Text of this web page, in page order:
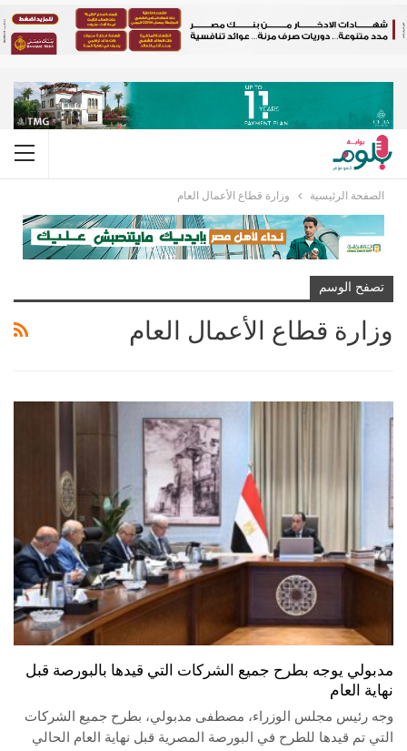
الصفحة الرئيسية وزارة قطاع الأعمال العام
تصفح الوسم
وزارة قطاع الأعمال العام
مدبولي يوجه بطرح جميع الشركات التي قيدها بالبورصة قبل
نهاية العام
وجه رئيس مجلس الوزراء، مصطفى مدبولي، بطرح جميع الشركات
التي تم قيدها للطرح في البورصة المصرية قبل نهاية العام الحالي